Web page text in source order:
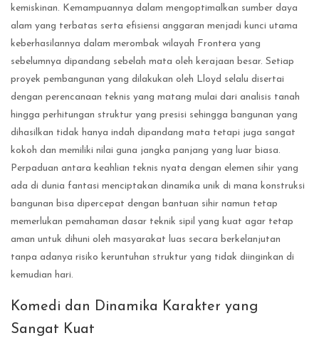
kemiskinan. Kemampuannya dalam mengoptimalkan sumber daya
alam yang terbatas serta efisiensi anggaran menjadi kunci utama
keberhasilannya dalam merombak wilayah Frontera yang
sebelumnya dipandang sebelah mata oleh kerajaan besar. Setiap
proyek pembangunan yang dilakukan oleh Lloyd selalu disertai
dengan perencanaan teknis yang matang mulai dari analisis tanah
hingga perhitungan struktur yang presisi sehingga bangunan yang
dihasilkan tidak hanya indah dipandang mata tetapi juga sangat
kokoh dan memiliki nilai guna jangka panjang yang luar biasa.
Perpaduan antara keahlian teknis nyata dengan elemen sihir yang
ada di dunia fantasi menciptakan dinamika unik di mana konstruksi
bangunan bisa dipercepat dengan bantuan sihir namun tetap
memerlukan pemahaman dasar teknik sipil yang kuat agar tetap
aman untuk dihuni oleh masyarakat luas secara berkelanjutan
tanpa adanya risiko keruntuhan struktur yang tidak diinginkan di
kemudian hari.
Komedi dan Dinamika Karakter yang
Sangat Kuat